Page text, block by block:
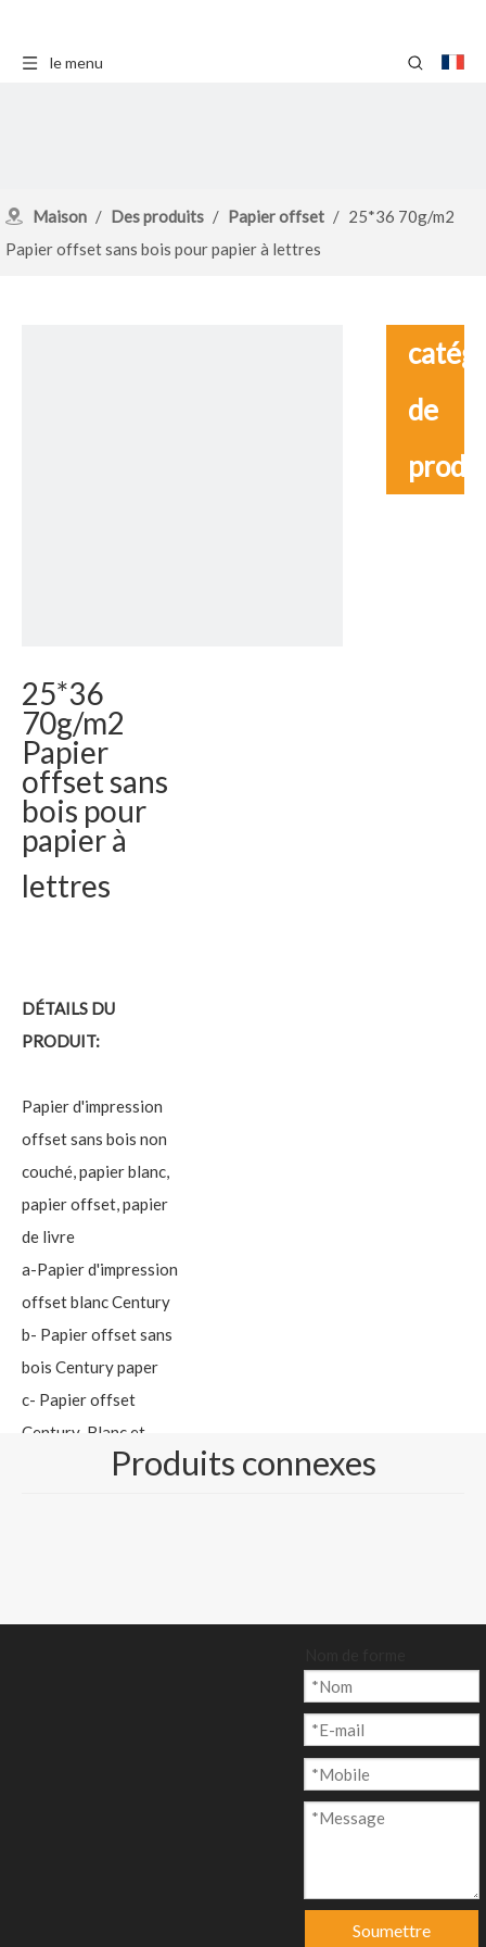
le menu
Maison / Des produits / Papier offset / 25*36 70g/m2
Papier offset sans bois pour papier à lettres
25*36
70g/m2
Papier
offset sans
bois pour
papier à
lettres
DÉTAILS DU
PRODUIT:
Papier d'impression
offset sans bois non
couché, papier blanc,
papier offset, papier
de livre
a-Papier d'impression
offset blanc Century
b- Papier offset sans
bois Century paper
c- Papier offset
Century-Blanc et
couleur crème
emballé sur palette
de
Produits connexes
Soumettre